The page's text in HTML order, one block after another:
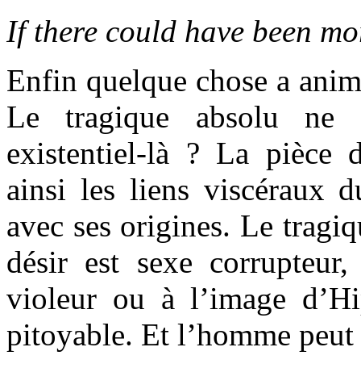
If there could have been
Enfin quelque chose a
Le tragique absolu ne
existentiel-là ? La pièce
ainsi les liens viscéraux
avec ses origines. Le
désir est sexe
violeur ou à l’image
pitoyable. Et l’homme peut